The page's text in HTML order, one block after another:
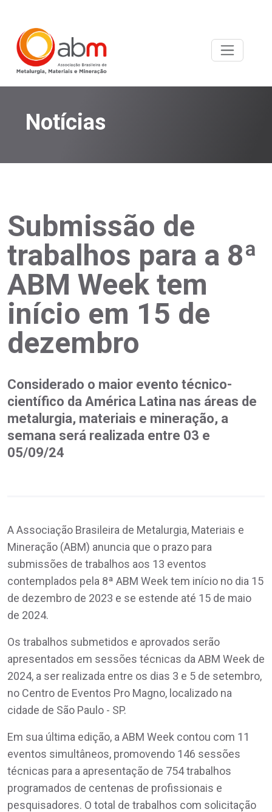
Notícias
Submissão de
trabalhos para a 8ª
ABM Week tem
início em 15 de
dezembro
Considerado o maior evento técnico-
científico da América Latina nas áreas de
metalurgia, materiais e mineração, a
semana será realizada entre 03 e
05/09/24
A Associação Brasileira de Metalurgia, Materiais e
Mineração (ABM) anuncia que o prazo para
submissões de trabalhos aos 13 eventos
contemplados pela 8ª ABM Week tem início no dia 15
de dezembro de 2023 e se estende até 15 de maio
de 2024.
Os trabalhos submetidos e aprovados serão
apresentados em sessões técnicas da ABM Week de
2024, a ser realizada entre os dias 3 e 5 de setembro,
no Centro de Eventos Pro Magno, localizado na
cidade de São Paulo - SP.
Em sua última edição, a ABM Week contou com 11
eventos simultâneos, promovendo 146 sessões
técnicas para a apresentação de 754 trabalhos
programados de centenas de profissionais e
pesquisadores. O total de trabalhos com solicitação